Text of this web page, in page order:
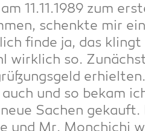
11.11.1989 zum
schenk­te mir
fin­de ja, das
wirk­lich so.
auch und so bekam
Sachen gekauft.